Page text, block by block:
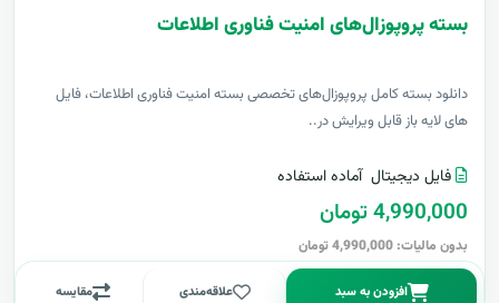
بسته پروپوزال‌های امنیت فناوری اطلاعات
دانلود بسته کامل پروپوزال‌های تخصصی بسته امنیت فناوری اطلاعات، فایل
های لایه باز قابل ویرایش در..
فایل دیجیتال آماده استفاده
4,990,000 تومان
بدون مالیات: 4,990,000 تومان
افزودن به سبد علاقه‌مندی مقایسه